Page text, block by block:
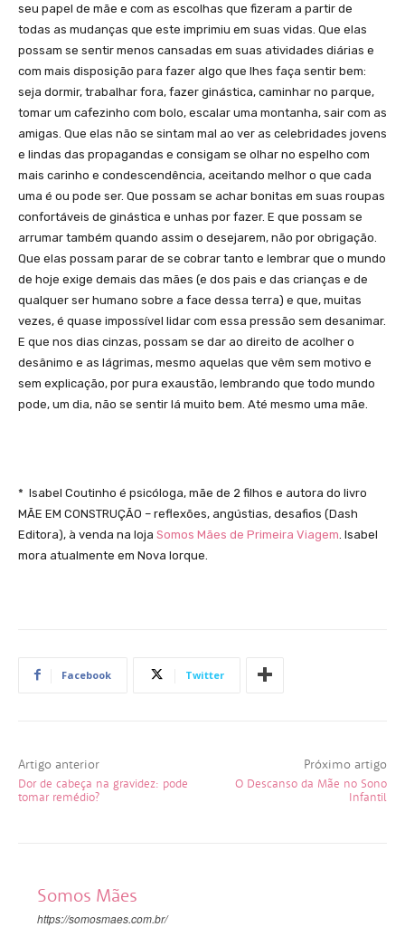
seu papel de mãe e com as escolhas que fizeram a partir de
todas as mudanças que este imprimiu em suas vidas. Que elas
possam se sentir menos cansadas em suas atividades diárias e
com mais disposição para fazer algo que lhes faça sentir bem:
seja dormir, trabalhar fora, fazer ginástica, caminhar no parque,
tomar um cafezinho com bolo, escalar uma montanha, sair com as
amigas. Que elas não se sintam mal ao ver as celebridades jovens
e lindas das propagandas e consigam se olhar no espelho com
mais carinho e condescendência, aceitando melhor o que cada
uma é ou pode ser. Que possam se achar bonitas em suas roupas
confortáveis de ginástica e unhas por fazer. E que possam se
arrumar também quando assim o desejarem, não por obrigação.
Que elas possam parar de se cobrar tanto e lembrar que o mundo
de hoje exige demais das mães (e dos pais e das crianças e de
qualquer ser humano sobre a face dessa terra) e que, muitas
vezes, é quase impossível lidar com essa pressão sem desanimar.
E que nos dias cinzas, possam se dar ao direito de acolher o
desânimo e as lágrimas, mesmo aquelas que vêm sem motivo e
sem explicação, por pura exaustão, lembrando que todo mundo
pode, um dia, não se sentir lá muito bem. Até mesmo uma mãe.
* Isabel Coutinho é psicóloga, mãe de 2 filhos e autora do livro
MÃE EM CONSTRUÇÃO – reflexões, angústias, desafios (Dash
Editora), à venda na loja Somos Mães de Primeira Viagem . Isabel
mora atualmente em Nova Iorque.
Facebook Twitter
Artigo anterior
Dor de cabeça na gravidez: pode
tomar remédio?
Próximo artigo
O Descanso da Mãe no Sono
Infantil
Somos Mães
https://somosmaes.com.br/